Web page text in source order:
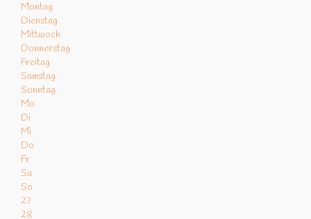
Montag
Dienstag
Mittwoch
Donnerstag
Freitag
Samstag
Sonntag
Mo
Di
Mi
Do
Fr
Sa
So
27
28